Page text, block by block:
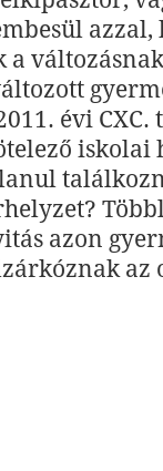
azzal,
a
évi CXC.
iskolai
azon
az